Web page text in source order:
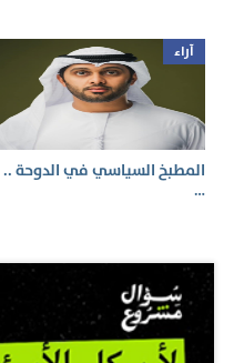
آراء
المطبخ السياسي في الدوحة ..
…